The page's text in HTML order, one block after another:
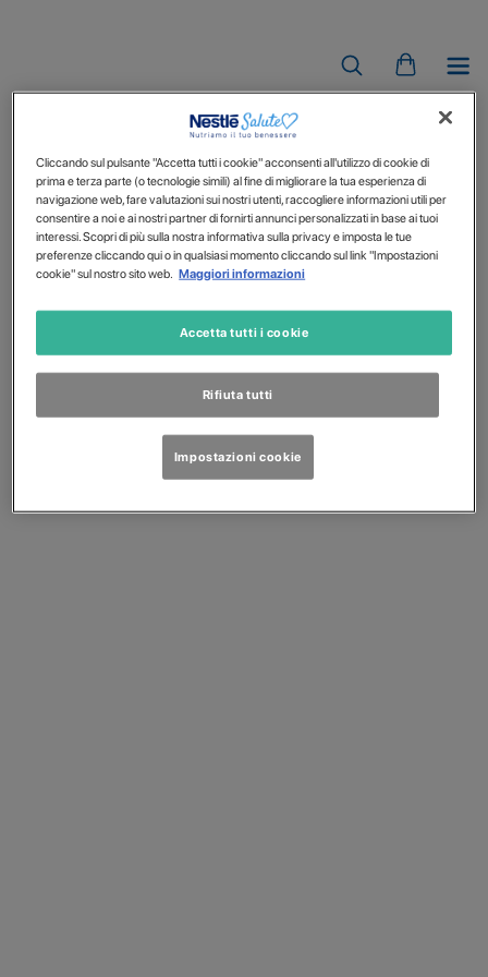
DIABETE
Cliccando sul pulsante "Accetta tutti i cookie" acconsenti all'utilizzo di cookie di
prima e terza parte (o tecnologie simili) al fine di migliorare la tua esperienza di
navigazione web, fare valutazioni sui nostri utenti, raccogliere informazioni utili per
consentire a noi e ai nostri partner di fornirti annunci personalizzati in base ai tuoi
interessi. Scopri di più sulla nostra informativa sulla privacy e imposta le tue
preferenze cliccando qui o in qualsiasi momento cliccando sul link "Impostazioni
cookie" sul nostro sito web. Maggiori informazioni
Rifiuta tutti
Accetta tutti i cookie
Impostazioni cookie